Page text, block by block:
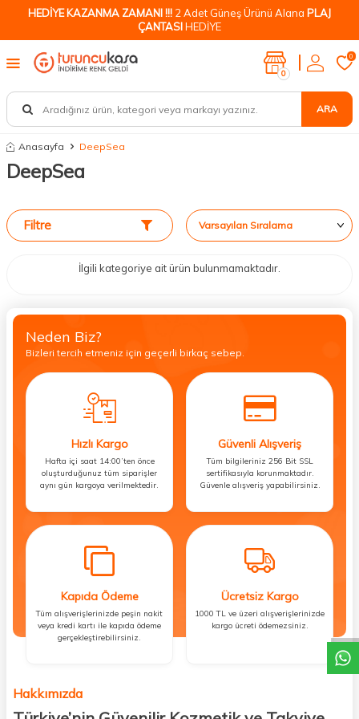
DESTEK
HEDİYE KAZANMA ZAMANI !!! 2 Adet Güneş Ürünü Alana PLAJ
ÇANTASIHEDİYE
ARA
0
0
Anasayfa DeepSea
DeepSea
Filtre
İlgili kategoriye ait ürün bulunmamaktadır.
Neden Biz?
Bizleri tercih etmeniz için geçerli birkaç sebep.
Hızlı Kargo
Hafta içi saat 14:00’ten önce
oluşturduğunuz tüm siparişler
aynı gün kargoya verilmektedir.
Güvenli Alışveriş
Tüm bilgileriniz 256 Bit SSL
sertifikasıyla korunmaktadır.
Güvenle alışveriş yapabilirsiniz.
Kapıda Ödeme
Tüm alışverişlerinizde peşin nakit
veya kredi kartı ile kapıda ödeme
gerçekleştirebilirsiniz.
Ücretsiz Kargo
1000 TL ve üzeri alışverişlerinizde
kargo ücreti ödemezsiniz.
Hakkımızda